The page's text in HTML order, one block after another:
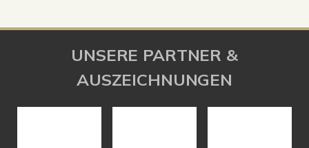
UNSERE PARTNER &
AUSZEICHNUNGEN